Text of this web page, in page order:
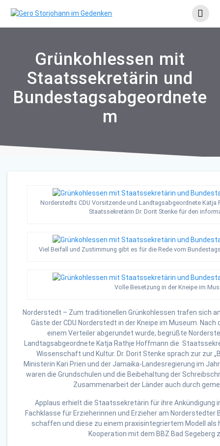
to
Grünkohlessen mit
Staatssekretärin und
Bundestagsabgeordnete
m
Norderstedts CDU Vorsitzende und Landtagsabgeordnete
Staatssekretärin Dr. Dorit Stenke für den
Viel Beifall und Zustimmung gibt es für die Rede vom
Volle Besetzung in der Kneipe im
Norderstedt – Zum traditionellen Grünkohlessen trafen sich
Gäste der CDU Norderstedt in der Kneipe im Museum.
einem Verteiler abgerundet wurde, begrüßte
Landtagsabgeordnete Katja Rathje Hoffmann die
Wissenschaft und Kultur. Dr. Dorit Stenke sprach zur zur
Ministerin Kari Prien und der Jamaika-Landesregierung im
waren die Grundschulen und die Beibehaltung der
Zusammenarbeit der Länder auch durch
Applaus erhielt die Staatssekretärin für ihre Ankündigung
Fachklasse für Erzieherinnen und Erzieher am
schaffen und diese zu einem praxisintegriertem Modell als
Kooperation mit dem BBZ Bad Segeberg